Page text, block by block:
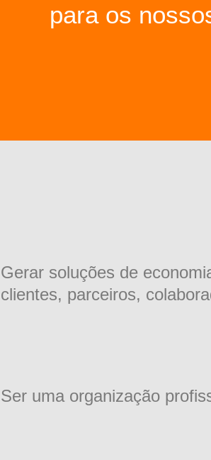
para os
Gerar soluções de
clientes, parceiros,
Ser uma organização